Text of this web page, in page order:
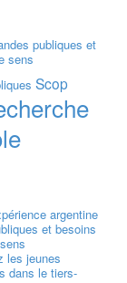
publiques et
sens
Scop
argentine
et besoins
les jeunes
dans le tiers-